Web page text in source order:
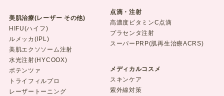
美肌治療(レーザー その他)
HIFU(ハイフ)
ルメッカ(IPL)
美肌エクソソーム注射
水光注射(HYCOOX)
ポテンツァ
トライフィルプロ
レーザートーニング
点滴・注射
高濃度ビタミンC点滴
プラセンタ注射
スーパーPRP(肌再生治療ACRS)
メディカルコスメ
スキンケア
紫外線対策